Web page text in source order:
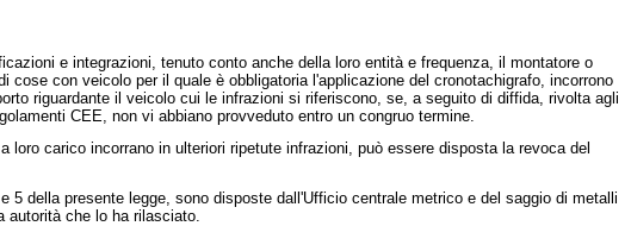
e integrazioni, tenuto conto anche della loro entità e frequenza, il montatore o
con veicolo per il quale è obbligatoria l'applicazione del cronotachigrafo, incorrono
riguardante il veicolo cui le infrazioni si riferiscono, se, a seguito di diffida, rivolta agli
CEE, non vi abbiano provveduto entro un congruo termine.
carico incorrano in ulteriori ripetute infrazioni, può essere disposta la revoca del
della presente legge, sono disposte dall'Ufficio centrale metrico e del saggio di metalli
autorità che lo ha rilasciato.